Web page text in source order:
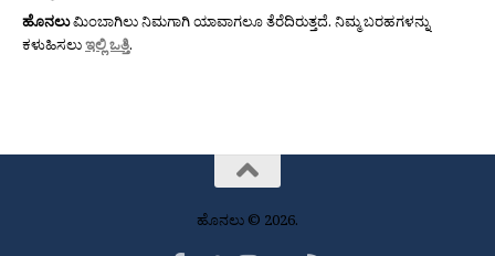
ಹೊನಲುಮಿಂಬಾಗಿಲು ನಿಮಗಾಗಿ ಯಾವಾಗಲೂ ತೆರೆದಿರುತ್ತದೆ. ನಿಮ್ಮ ಬರಹಗಳನ್ನು
ಕಳುಹಿಸಲುಇಲ್ಲಿ ಒತ್ತಿ.
ಹೊನಲು © 2026.